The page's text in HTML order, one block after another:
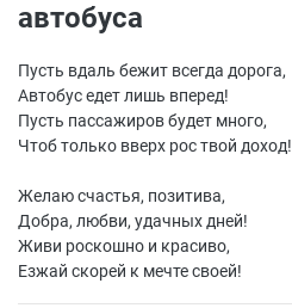
автобуса
Пусть вдаль бежит всегда дорога,
Автобус едет лишь вперед!
Пусть пассажиров будет много,
Чтоб только вверх рос твой доход!
Желаю счастья, позитива,
Добра, любви, удачных дней!
Живи роскошно и красиво,
Езжай скорей к мечте своей!